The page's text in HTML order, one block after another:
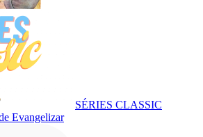
SÉRIES CLASSIC
Evangelizar